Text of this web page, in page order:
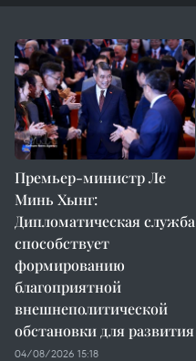
Премьер-министр Ле
Минь Хынг:
Дипломатическая служба
способствует
формированию
благоприятной
внешнеполитической
обстановки для развития
04/08/2026 15:18